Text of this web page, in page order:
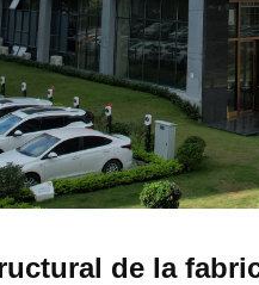
de la